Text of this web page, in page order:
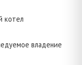
котел
владение